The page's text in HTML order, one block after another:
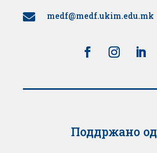
 medf@medf.ukim.edu.mk
Поддржано од